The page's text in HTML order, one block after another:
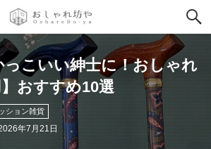
こいい紳士に！おしゃれ
おすすめ10選
ション雑貨
年7月21日